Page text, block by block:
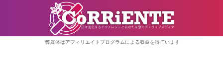
弊媒体はアフィリエイトプログラムによる収益を得ています